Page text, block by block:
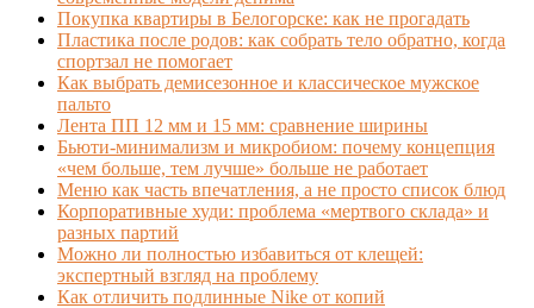
Покупка квартиры в Белогорске: как не прогадать
Пластика после родов: как собрать тело обратно, когда
спортзал не помогает
Как выбрать демисезонное и классическое мужское
пальто
Лента ПП 12 мм и 15 мм: сравнение ширины
Бьюти-минимализм и микробиом: почему концепция
«чем больше, тем лучше» больше не работает
Меню как часть впечатления, а не просто список блюд
Корпоративные худи: проблема «мертвого склада» и
разных партий
Можно ли полностью избавиться от клещей:
экспертный взгляд на проблему
Как отличить подлинные Nike от копий